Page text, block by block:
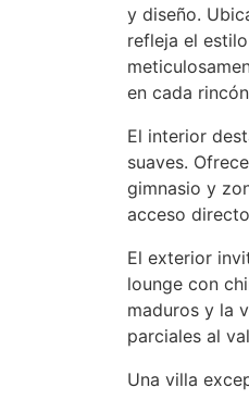
y diseño.
refleja el
en cada
El interior
suaves.
gimnasio y
acceso
El exterior
lounge con
maduros y la
parciales al
Una villa